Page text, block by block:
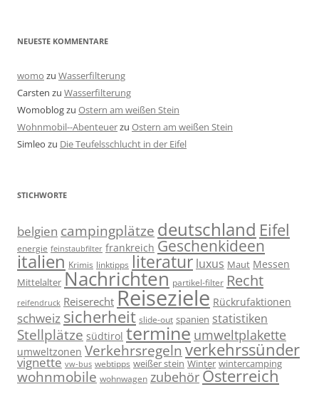
NEUESTE KOMMENTARE
womo zu Wasserfilterung
Carsten zu Wasserfilterung
Womoblogzu Ostern am weißen Stein
Wohnmobil--Abenteuerzu Ostern am weißen Stein
Simleo zu Die Teufelsschlucht in der Eifel
STICHWORTE
belgien campingplätze deutschland Eifel
energie feinstaubfilter frankreich Geschenkideen
italien Krimis linktipps literatur luxus Maut Messen
Mittelalter Nachrichten partikel-filter Recht
reifendruck Reiserecht Reiseziele Rückrufaktionen
schweiz sicherheit slide-out spanien statistiken
Stellplätze südtirol termine umweltplakette
umweltzonen Verkehrsregeln verkehrssünder
vignette vw-bus webtipps weißer stein Winter wintercamping
wohnmobile wohnwagen zubehör Österreich